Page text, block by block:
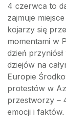
4 czerwca to
zajmuje
kojarzy się
momentami w
dzień
dziejów na
Europie
protestów w
przestworzy –
emocji i faktów.